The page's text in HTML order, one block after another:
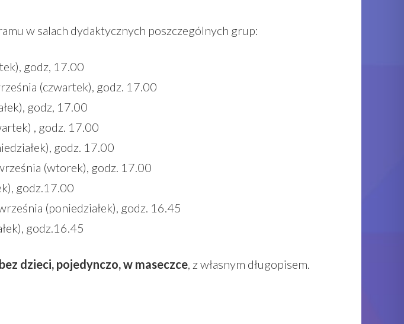
w salach dydaktycznych poszczególnych grup:
godz, 17.00
(czwartek), godz. 17.00
godz, 17.00
, godz. 17.00
godz. 17.00
(wtorek), godz. 17.00
godz.17.00
(poniedziałek), godz. 16.45
godz.16.45
dzieci, pojedynczo, w maseczce, z własnym długopisem.